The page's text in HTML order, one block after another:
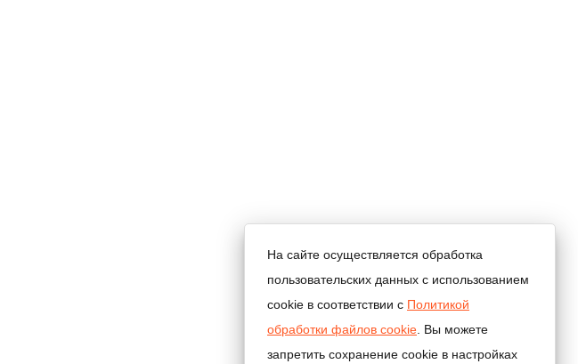
На сайте осуществляется обработка
пользовательских данных с использованием
cookie в соответствии с Политикой
обработки файлов cookie . Вы можете
запретить сохранение cookie в настройках